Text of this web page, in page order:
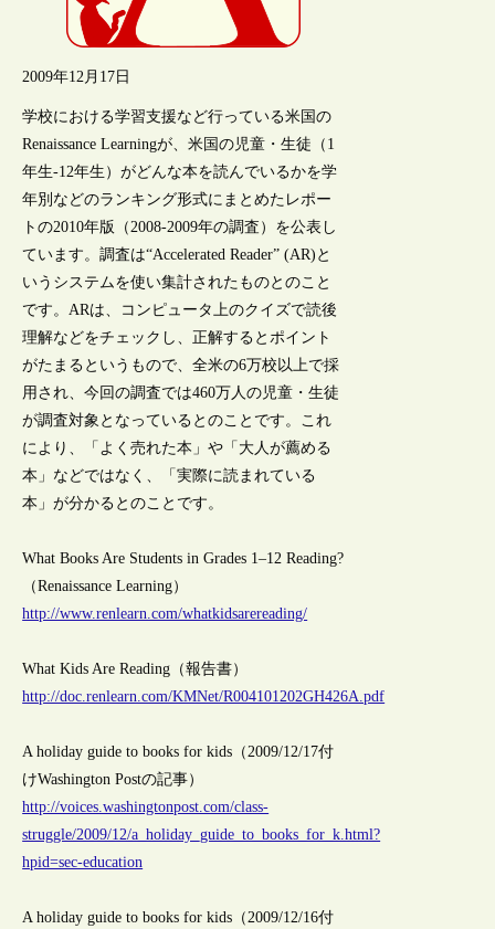
2009年12月17日
学校における学習支援など行っている米国の
Renaissance Learningが、米国の児童・生徒（1
年生-12年生）がどんな本を読んでいるかを学
年別などのランキング形式にまとめたレポー
トの2010年版（2008-2009年の調査）を公表し
ています。調査は“Accelerated Reader” (AR)と
いうシステムを使い集計されたものとのこと
です。ARは、コンピュータ上のクイズで読後
理解などをチェックし、正解するとポイント
がたまるというもので、全米の6万校以上で採
用され、今回の調査では460万人の児童・生徒
が調査対象となっているとのことです。これ
により、「よく売れた本」や「大人が薦める
本」などではなく、「実際に読まれている
本」が分かるとのことです。
What Books Are Students in Grades 1–12 Reading?
（Renaissance Learning）
http://www.renlearn.com/whatkidsarereading/
What Kids Are Reading（報告書）
http://doc.renlearn.com/KMNet/R004101202GH426A.pdf
A holiday guide to books for kids（2009/12/17付
けWashington Postの記事）
http://voices.washingtonpost.com/class-
struggle/2009/12/a_holiday_guide_to_books_for_k.html?
hpid=sec-education
A holiday guide to books for kids（2009/12/16付